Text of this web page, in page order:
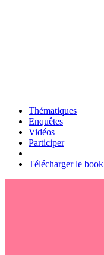
Thématiques
Enquêtes
Vidéos
Participer
Télécharger le book